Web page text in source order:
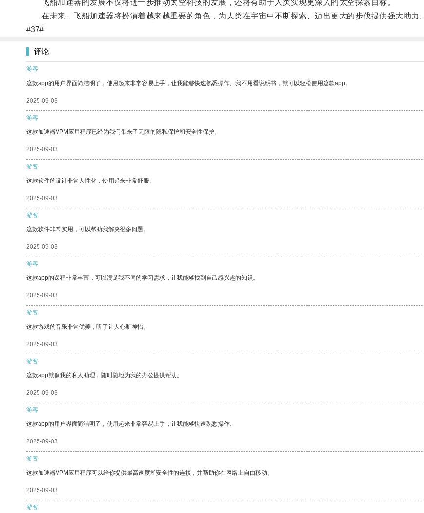
飞船加速器的发展不仅将进一步推动太空科技的发展，还将有助于人类实现更深入的太空探索目标。
在未来，飞船加速器将扮演着越来越重要的角色，为人类在宇宙中不断探索、迈出更大的步伐提供强大助力。
#37#
评论
游客
这款app的用户界面简洁明了，使用起来非常容易上手，让我能够快速熟悉操作。我不用看说明书，就可以轻松使用这款app。
2025-09-03
游客
这款加速器VPM应用程序已经为我们带来了无限的隐私保护和安全性保护。
2025-09-03
游客
这款软件的设计非常人性化，使用起来非常舒服。
2025-09-03
游客
这款软件非常实用，可以帮助我解决很多问题。
2025-09-03
游客
这款app的课程非常丰富，可以满足我不同的学习需求，让我能够找到自己感兴趣的知识。
2025-09-03
游客
这款游戏的音乐非常优美，听了让人心旷神怡。
2025-09-03
游客
这款app就像我的私人助理，随时随地为我的办公提供帮助。
2025-09-03
游客
这款app的用户界面简洁明了，使用起来非常容易上手，让我能够快速熟悉操作。
2025-09-03
游客
这款加速器VPM应用程序可以给你提供最高速度和安全性的连接，并帮助你在网络上自由移动。
2025-09-03
游客